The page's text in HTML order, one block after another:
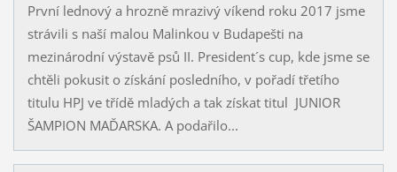
První lednový a hrozně mrazivý víkend roku 2017 jsme
strávili s naší malou Malinkou v Budapešti na
mezinárodní výstavě psů II. President´s cup, kde jsme se
chtěli pokusit o získání posledního, v pořadí třetího
titulu HPJ ve třídě mladých a tak získat titul JUNIOR
ŠAMPION MAĎARSKA. A podařilo...